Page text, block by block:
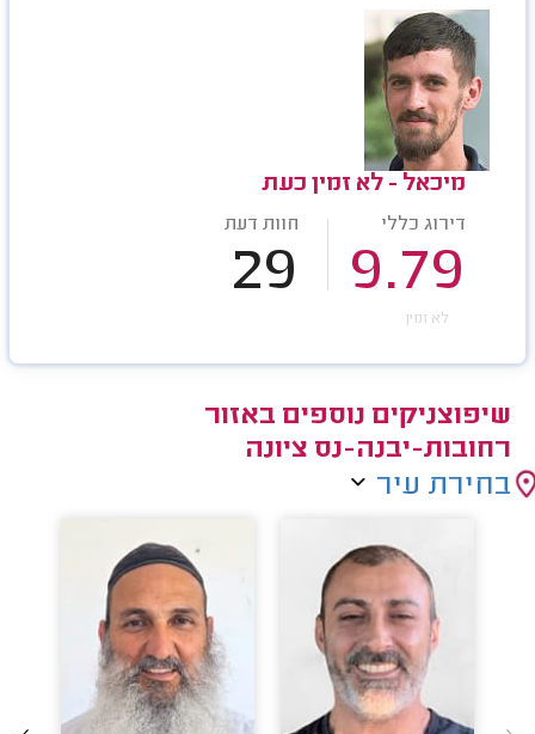
מיכאל - לא זמין כעת
דירוג כללי
9.79
חוות דעת
29
לא זמין
שיפוצניקים נוספים באזור
רחובות-יבנה-נס ציונה
בחירת עיר